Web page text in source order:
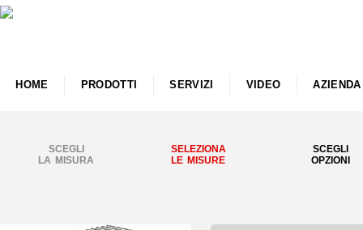
HOME PRODOTTI SERVIZI VIDEO AZIENDA
SCEGLI
LA MISURA
SELEZIONA
LE MISURE
SCEGLI
OPZIONI